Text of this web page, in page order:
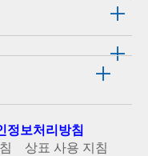
정보처리방침
상표 사용 지침